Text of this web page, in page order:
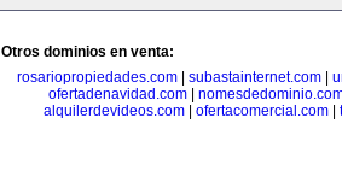
Otros dominios en venta:
rosariopropiedades.com| subastainternet.com|
ofertadenavidad.com|
alquilerdevideos.com
ofertacomercial.com